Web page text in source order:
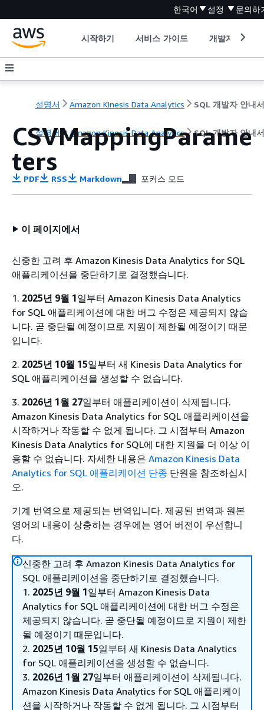
한국어 설정 문의하
시작하기 서비스 가이드 개발자 도구
설명서 Amazon Kinesis Data Analytics SQL 개발자 안내서
설명서 Amazon Kinesis Data Analytics SQL 개발자 안내서
CSVMappingParame
ters
PDF RSS Markdown 포커스 모드
이 페이지에서
신중한 고려 후 Amazon Kinesis Data Analytics for SQL
애플리케이션을 중단하기로 결정했습니다.
1. 2025년 9월 1일부터 Amazon Kinesis Data Analytics
for SQL 애플리케이션에 대한 버그 수정은 제공되지 않습
니다. 곧 중단될 예정이므로 지원이 제한될 예정이기 때문
입니다.
2. 2025년 10월 15일부터 새 Kinesis Data Analytics for
SQL 애플리케이션을 생성할 수 없습니다.
3. 2026년 1월 27일부터 애플리케이션이 삭제됩니다.
Amazon Kinesis Data Analytics for SQL 애플리케이션을
시작하거나 작동할 수 없게 됩니다. 그 시점부터 Amazon
Kinesis Data Analytics for SQL에 대한 지원을 더 이상 이
용할 수 없습니다. 자세한 내용은 Amazon Kinesis Data
Analytics for SQL 애플리케이션 단종 단원을 참조하십시
오.
기계 번역으로 제공되는 번역입니다. 제공된 번역과 원본
영어의 내용이 상충하는 경우에는 영어 버전이 우선합니
다.
신중한 고려 후 Amazon Kinesis Data Analytics for
SQL 애플리케이션을 중단하기로 결정했습니다.
1. 2025년 9월 1일부터 Amazon Kinesis Data
Analytics for SQL 애플리케이션에 대한 버그 수정은
제공되지 않습니다. 곧 중단될 예정이므로 지원이 제한
될 예정이기 때문입니다.
2. 2025년 10월 15일부터 새 Kinesis Data Analytics
for SQL 애플리케이션을 생성할 수 없습니다.
3. 2026년 1월 27일부터 애플리케이션이 삭제됩니다.
Amazon Kinesis Data Analytics for SQL 애플리케이
션을 시작하거나 작동할 수 없게 됩니다. 그 시점부터